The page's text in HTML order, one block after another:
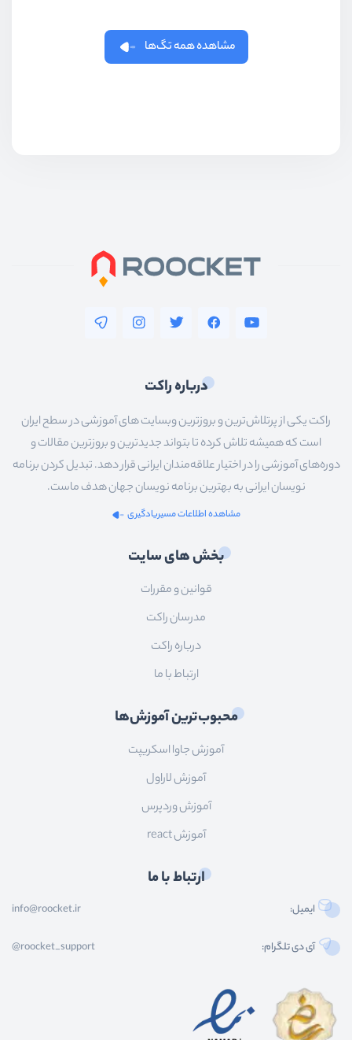
مشاهده همه تگ‌ها
درباره راکت
راکت یکی از پرتلاش‌ترین و بروزترین وبسایت های آموزشی در سطح ایران
است که همیشه تلاش کرده تا بتواند جدیدترین و بروزترین مقالات و
دوره‌های آموزشی را در اختیار علاقه‌مندان ایرانی قرار دهد. تبدیل کردن برنامه
نویسان ایرانی به بهترین برنامه نویسان جهان هدف ماست.
مشاهده اطلاعات مسیریادگیری
بخش های سایت
قوانین و مقررات
مدرسان راکت
درباره راکت
ارتباط با ما
محبوب‌ترین آموزش‌ها
آموزش جاوا اسکریپت
آموزش لاراول
آموزش وردپرس
آموزش react
ارتباط با ما
ایمیل: info@roocket.ir
آی دی تلگرام: @roocket_support